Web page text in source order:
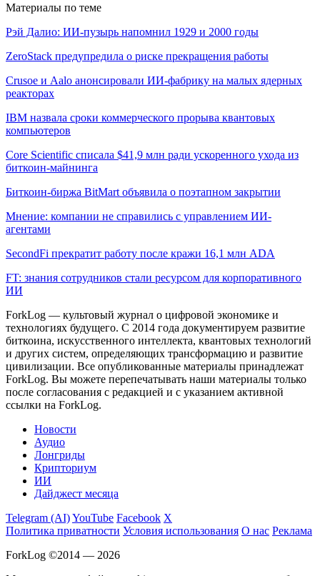
Материалы по теме
Рэй Далио: ИИ-пузырь напомнил 1929 и 2000 годы
ZeroStack предупредила о риске прекращения работы
Crusoe и Aalo анонсировали ИИ-фабрику на малых ядерных
реакторах
IBM назвала сроки коммерческого прорыва квантовых
компьютеров
Core Scientific списала $41,9 млн ради ускоренного ухода из
биткоин-майнинга
Биткоин-биржа BitMart объявила о поэтапном закрытии
Мнение: компании не справились с управлением ИИ-
агентами
SecondFi прекратит работу после кражи 16,1 млн ADA
FT: знания сотрудников стали ресурсом для корпоративного
ИИ
ForkLog — культовый журнал о цифровой экономике и
технологиях будущего. С 2014 года документируем развитие
биткоина, искусственного интеллекта, квантовых технологий
и других систем, определяющих трансформацию и развитие
цивилизации. Все опубликованные материалы принадлежат
ForkLog. Вы можете перепечатывать наши материалы только
после согласования с редакцией и с указанием активной
ссылки на ForkLog.
Новости
Аудио
Лонгриды
Крипториум
ИИ
Дайджест месяца
Telegram (AI)YouTube Facebook X
Политика приватности Условия использования О нас Реклама
ForkLog ©2014 — 2026